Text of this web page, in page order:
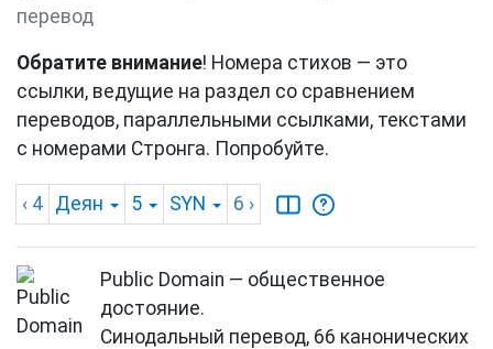
перевод
Обратите внимание! Номера стихов — это
ссылки, ведущие на раздел со сравнением
переводов, параллельными ссылками, текстами
с номерами Стронга. Попробуйте.
‹ 4 Деян 5 SYN 6 ›
Public Domain — общественное
достояние.
Синодальный перевод, 66 канонических